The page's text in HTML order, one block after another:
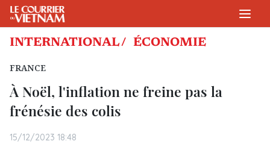
INTERNATIONAL / ÉCONOMIE
FRANCE
À Noël, l'inflation ne freine pas la
frénésie des colis
15/12/2023 18:48